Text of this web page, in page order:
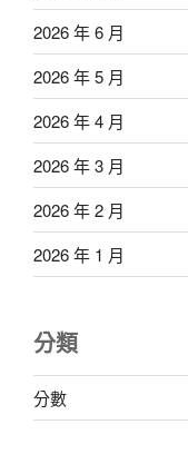
2026 年 6 月
2026 年 5 月
2026 年 4 月
2026 年 3 月
2026 年 2 月
2026 年 1 月
分類
分數